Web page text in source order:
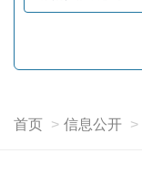
首页 信息公开